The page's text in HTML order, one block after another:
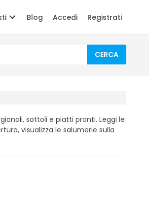
Blog Accedi Registrati
CERCA
sottoli e piatti pronti. Leggi le
visualizza le salumerie sulla